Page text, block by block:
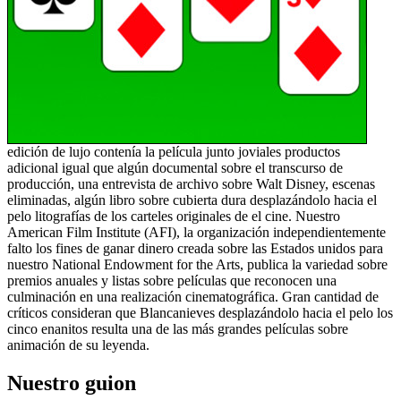
edición de lujo contenía la película junto joviales productos
adicional igual que algún documental sobre el transcurso de
producción, una entrevista de archivo sobre Walt Disney, escenas
eliminadas, algún libro sobre cubierta dura desplazándolo hacia el
pelo litografías de los carteles originales de el cine. Nuestro
American Film Institute (AFI), la organización independientemente
falto los fines de ganar dinero creada sobre las Estados unidos para
nuestro National Endowment for the Arts, publica la variedad sobre
premios anuales y listas sobre películas que reconocen una
culminación en una realización cinematográfica. Gran cantidad de
críticos consideran que Blancanieves desplazándolo hacia el pelo los
cinco enanitos resulta una de las más grandes películas sobre
animación de su leyenda.
Nuestro guion